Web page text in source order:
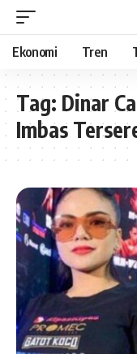
Ekonomi Tren
Tag: Dinar
Imbas